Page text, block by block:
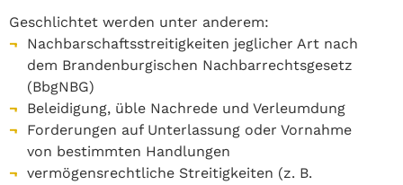
Geschlichtet werden unter anderem:
Nachbarschaftsstreitigkeiten jeglicher Art nach
dem Brandenburgischen Nachbarrechtsgesetz
(BbgNBG)
Beleidigung, üble Nachrede und Verleumdung
Forderungen auf Unterlassung oder Vornahme
von bestimmten Handlungen
vermögensrechtliche Streitigkeiten (z. B.